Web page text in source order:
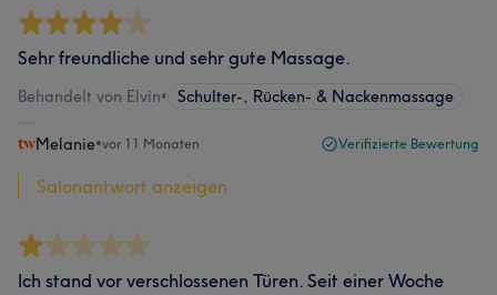
Sehr freundliche und sehr gute Massage.
Behandelt von Elvin• Schulter-, Rücken- & Nackenmassage
Melanie•vor 11 Monaten Verifizierte Bewertung
Salonantwort anzeigen
Ich stand vor verschlossenen Türen. Seit einer Woche